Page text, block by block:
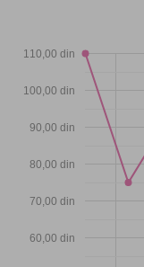
60,00 din
70,00 din
80,00 din
90,00 din
100,00 din
110,00 din